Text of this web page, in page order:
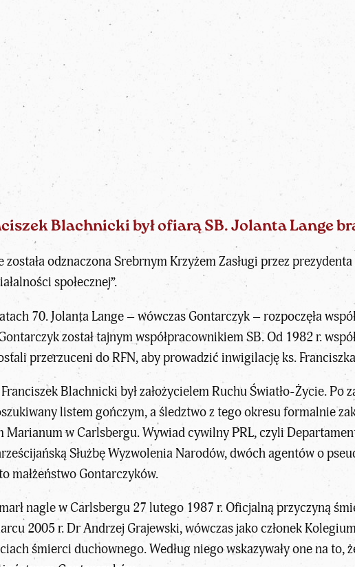
Blachnicki był ofiarą SB. Jolanta Lange
została odznaczona Srebrnym Krzyżem Zasługi przez
społecznej”.
70. Jolanta Lange – wówczas Gontarczyk – rozpoczęła
został tajnym współpracownikiem SB. Od 1982 r.
przerzuceni do RFN, aby prowadzić inwigilację ks.
Franciszek Blachnicki był założycielem Ruchu Światło-Życie.
listem gończym, a śledztwo z tego okresu formalnie
w Carlsbergu. Wywiad cywilny PRL, czyli
Służbę Wyzwolenia Narodów, dwóch agentów o
małżeństwo Gontarczyków.
nagle w Carlsbergu 27 lutego 1987 r. Oficjalną przyczyną
2005 r. Dr Andrzej Grajewski, wówczas jako członek
śmierci duchownego. Według niego wskazywały one na to,